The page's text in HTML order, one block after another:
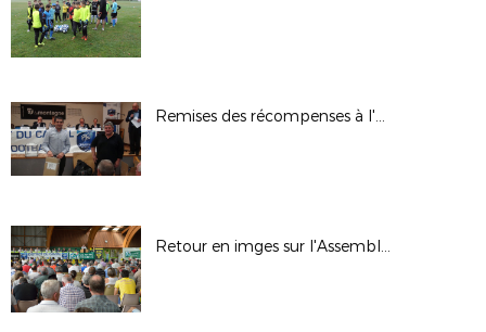
Remises des récompenses à l'AG d'Automne
Retour en imges sur l'Assemblée Générale du District et les finales